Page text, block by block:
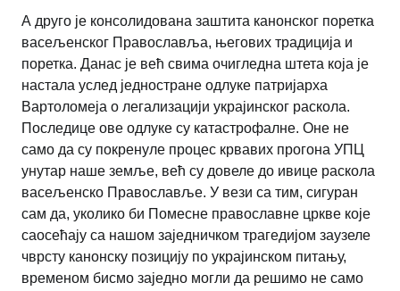
А друго је консолидована заштита канонског поретка
васељенског Православља, његових традиција и
поретка. Данас је већ свима очигледна штета која је
настала услед једностране одлуке патријарха
Вартоломеја о легализацији украјинског раскола.
Последице ове одлуке су катастрофалне. Оне не
само да су покренуле процес крвавих прогона УПЦ
унутар наше земље, већ су довеле до ивице раскола
васељенско Православље. У вези са тим, сигуран
сам да, уколико би Помесне православне цркве које
саосећају са нашом заједничком трагедијом заузеле
чврсту канонску позицију по украјинском питању,
временом бисмо заједно могли да решимо не само